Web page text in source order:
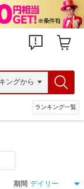
ランキング一覧
期間